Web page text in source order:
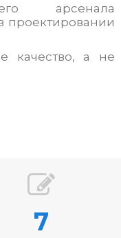
арсенала
проектировании
качество, а не
7